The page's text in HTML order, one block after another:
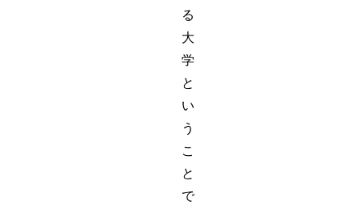
る
大
学
と
い
う
こ
と
で